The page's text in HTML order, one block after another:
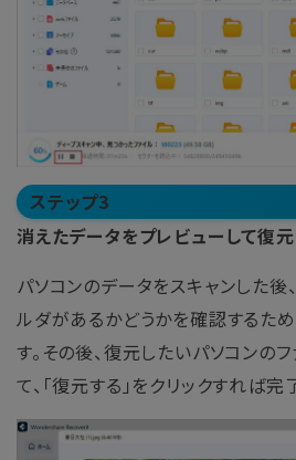
ステップ3
消えたデータをプレビューして復元
パソコンのデータをスキャンした後
ルダがあるかどうかを確認するた
す。その後、復元したいパソコンの
て、「復元する」をクリックすれば完